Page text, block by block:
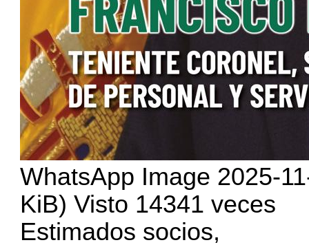
WhatsApp Image 2025-
KiB) Visto 14341 veces
Estimados socios,